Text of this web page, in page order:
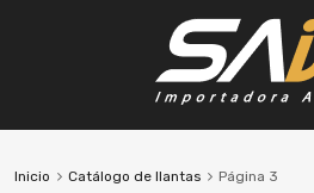
Inicio Catálogo de llantas Página 3